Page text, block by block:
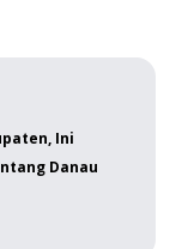
Ini
Danau